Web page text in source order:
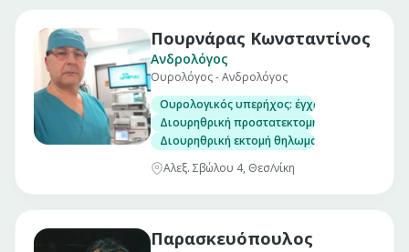
Πουρνάρας Κωνσταντίνος
Ανδρολόγος
Ουρολόγος - Ανδρολόγος
Ουρολογικός υπερήχος: έγχρωμο υπέρηχο
Διουρηθρική προστατεκτομή
Διουρηθρική εκτομή θηλωμάτων κύστεως
Αλεξ. Σβώλου 4, Θεσ/νίκη
Παρασκευόπουλος